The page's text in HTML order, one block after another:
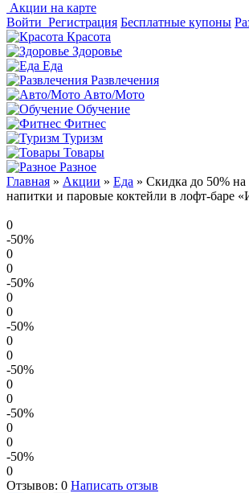
Акции на карте
Войти Регистрация Бесплатные купоны
Красота
Здоровье
Еда
Развлечения
Авто/Мото
Обучение
Фитнес
Туризм
Товары
Разное
Главная » Акции » Еда » Скидка до 50%
напитки и паровые коктейли в лофт-баре
0
-50%
0
0
-50%
0
0
-50%
0
0
-50%
0
0
-50%
0
0
-50%
0
Отзывов: 0 Написать отзыв